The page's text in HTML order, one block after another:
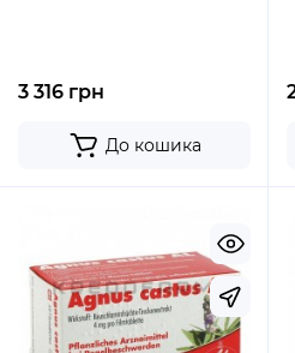
3 316 грн
До кошика